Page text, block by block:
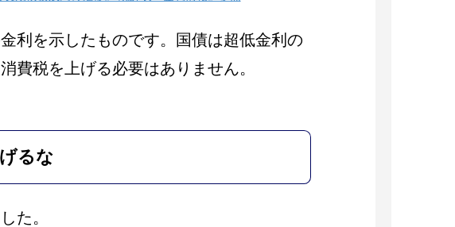
利を示したものです。国債は超低金利の
費税を上げる必要はありません。
るな
た。